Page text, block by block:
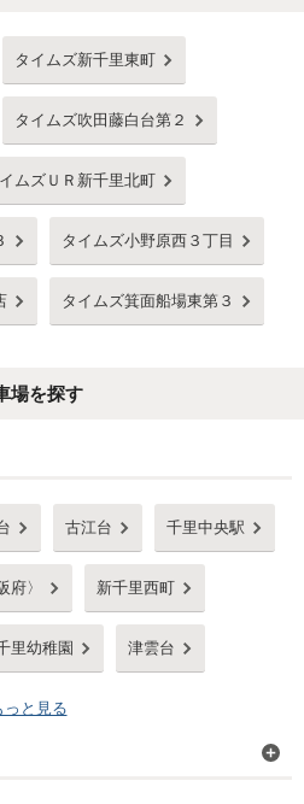
タイムズ新千里東町
タイムズ吹田藤白台第２
ムズＵＲ新千里北町
タイムズ小野原西３丁目
タイムズ箕面船場東第３
場を探す
古江台 千里中央駅
府〉 新千里西町
里幼稚園 津雲台
っと見る